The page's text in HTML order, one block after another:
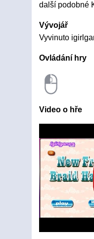
další podobné
Vývojář
Vyvinuto
Ovládání hry
Video o hře